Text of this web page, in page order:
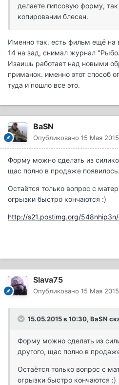
делаете гипсовую форму,
копировании блесен.
Именно так. есть фильм ещё на
14 на зад, снимал журнал
Изаишь работает над новыми
приманок. именно этот способ
туда и пошло все это.
BaSN
Опубликовано 15 Мая 2015
Форму можно сделать из
щас полно в продаже появилось.
Остаётся только вопрос с
огрызки быстро кончаются :)
http://s21.postimg.org/
Slava75
Опубликовано 15 Мая 2015
15.05.2015 в 10:30, BaSN
Форму можно сделать из
другого, щас полно в
Остаётся только вопрос с
огрызки быстро кончаются :)